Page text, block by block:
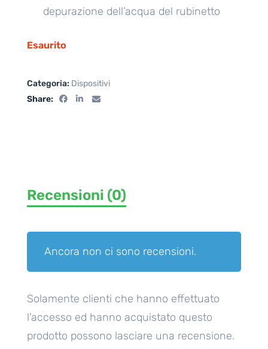
depurazione dell’acqua del rubinetto
Esaurito
Categoria: Dispositivi
Share:
Recensioni (0)
Ancora non ci sono recensioni.
Solamente clienti che hanno effettuato
l'accesso ed hanno acquistato questo
prodotto possono lasciare una recensione.